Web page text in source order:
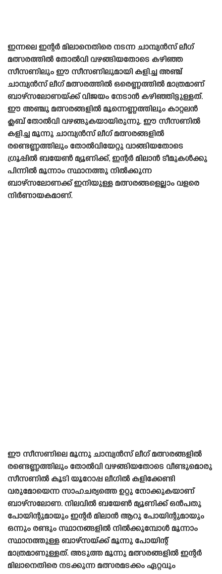
ഇന്നലെ ഇന്റർ മിലാനെതിരെ നടന്ന ചാമ്പ്യൻസ് ലീഗ്
മത്സരത്തിൽ തോൽവി വഴങ്ങിയതോടെ കഴിഞ്ഞ
സീസണിലും ഈ സീസണിലുമായി കളിച്ച അഞ്ച്
ചാമ്പ്യൻസ് ലീഗ് മത്സരത്തിൽ ഒരെണ്ണത്തിൽ മാത്രമാണ്
ബാഴ്‌സലോണയ്ക്ക് വിജയം നേടാൻ കഴിഞ്ഞിട്ടുള്ളത്.
ഈ അഞ്ചു മത്സരങ്ങളിൽ മൂന്നെണ്ണത്തിലും കാറ്റലൻ
ക്ലബ് തോൽവി വഴങ്ങുകയായിരുന്നു. ഈ സീസണിൽ
കളിച്ച മൂന്നു ചാമ്പ്യൻസ് ലീഗ് മത്സരങ്ങളിൽ
രണ്ടെണ്ണത്തിലും തോൽവിയേറ്റു വാങ്ങിയതോടെ
ഗ്രൂപ്പിൽ ബയേൺ മ്യൂണിക്ക്, ഇന്റർ മിലാൻ ടീമുകൾക്കു
പിന്നിൽ മൂന്നാം സ്ഥാനത്തു നിൽക്കുന്ന
ബാഴ്‌സലോണക്ക് ഇനിയുള്ള മത്സരങ്ങളെല്ലാം വളരെ
നിർണായകമാണ്.
ഈ സീസണിലെ മൂന്നു ചാമ്പ്യൻസ് ലീഗ് മത്സരങ്ങളിൽ
രണ്ടെണ്ണത്തിലും തോൽവി വഴങ്ങിയതോടെ വീണ്ടുമൊരു
സീസണിൽ കൂടി യൂറോപ്പ ലീഗിൽ കളിക്കേണ്ടി
വരുമോയെന്ന സാഹചര്യത്തെ ഉറ്റു നോക്കുകയാണ്
ബാഴ്‌സലോണ. നിലവിൽ ബയേൺ മ്യൂണിക്ക് ഒൻപതു
പോയിന്റുമായും ഇന്റർ മിലാൻ ആറു പോയിന്റുമായും
ഒന്നും രണ്ടും സ്ഥാനങ്ങളിൽ നിൽക്കുമ്പോൾ മൂന്നാം
സ്ഥാനത്തുള്ള ബാഴ്‌സയ്ക്ക് മൂന്നു പോയിന്റ്
മാത്രമാണുള്ളത്. അടുത്ത മൂന്നു മത്സരങ്ങളിൽ ഇന്റർ
മിലാനെതിരെ നടക്കുന്ന മത്സരമടക്കം ഏറ്റവും